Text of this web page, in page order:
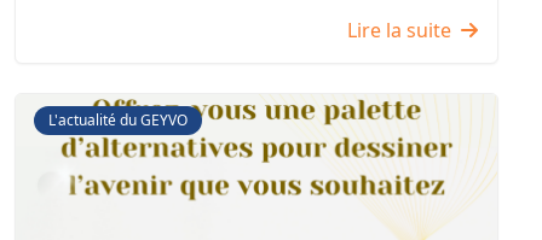
Lire la suite
L'actualité du GEYVO